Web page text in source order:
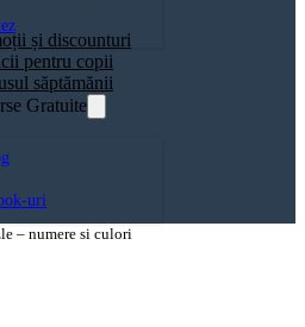
și discounturi
pentru copii
săptămănii
Gratuite
uri
– numere si culori